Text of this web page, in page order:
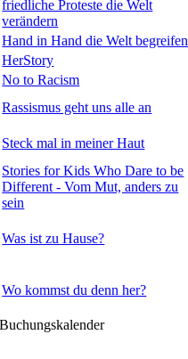
friedliche Proteste die Welt
verändern
Hand in Hand die Welt begreifen
HerStory
No to Racism
Rassismus geht uns alle an
Steck mal in meiner Haut
Stories for Kids Who Dare to be
Different - Vom Mut, anders zu
sein
Was ist zu Hause?
Wo kommst du denn her?
Buchungskalender